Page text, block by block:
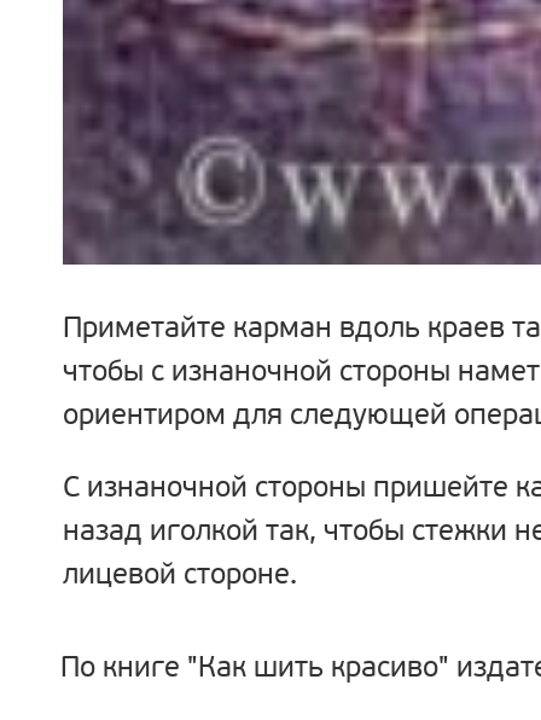
Приметайте карман вдоль краев
чтобы с изнаночной стороны
ориентиром для следующей
С изнаночной стороны пришейте
назад иголкой так, чтобы стежки
лицевой стороне.
По книге "Как шить красиво"